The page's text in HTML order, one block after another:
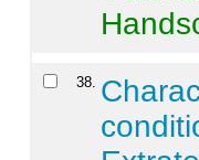
38.